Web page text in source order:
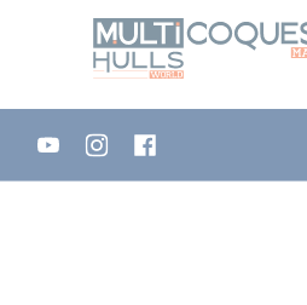
Panneau de gestion des cookies